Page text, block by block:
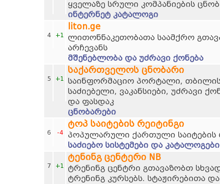
ყველაზე სრული კომპანიების
ინტერნეტ კატალოგი
4 +1
liton.ge
ლითონნაკეთობათა საამქრო
არჩევანს
მშენებლობა და უძრავი ქონება
5 +1
საქართველოს ცნობარი
საინფორმაციო პორტალი,
საძიებელი, ვაკანსიები, უძრავი
და ფასდაკ
ცნობარები
6 -4
ტოპ საიტების რეიტინგი
პოპულარული ქართული საიტების
საძიებო სისტემები და კატალოგები
7 +1
ტენინგ ცენტერი NB
ტრენინგ ცენტრი გთავაზობთ
ტრენინგ კურსებს. სტაჟირებითა